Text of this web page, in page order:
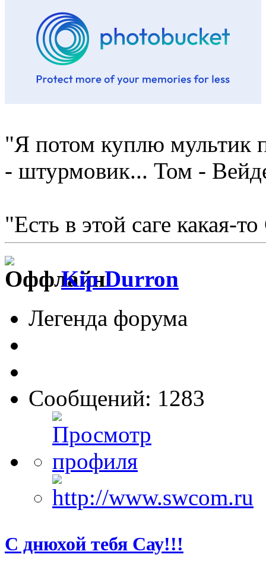
"Я потом куплю мультик
- штурмовик... Том -
"Есть в этой саге какая-
Kip Durron
Легенда форума
Сообщений: 1283
С днюхой тебя Сау!!!